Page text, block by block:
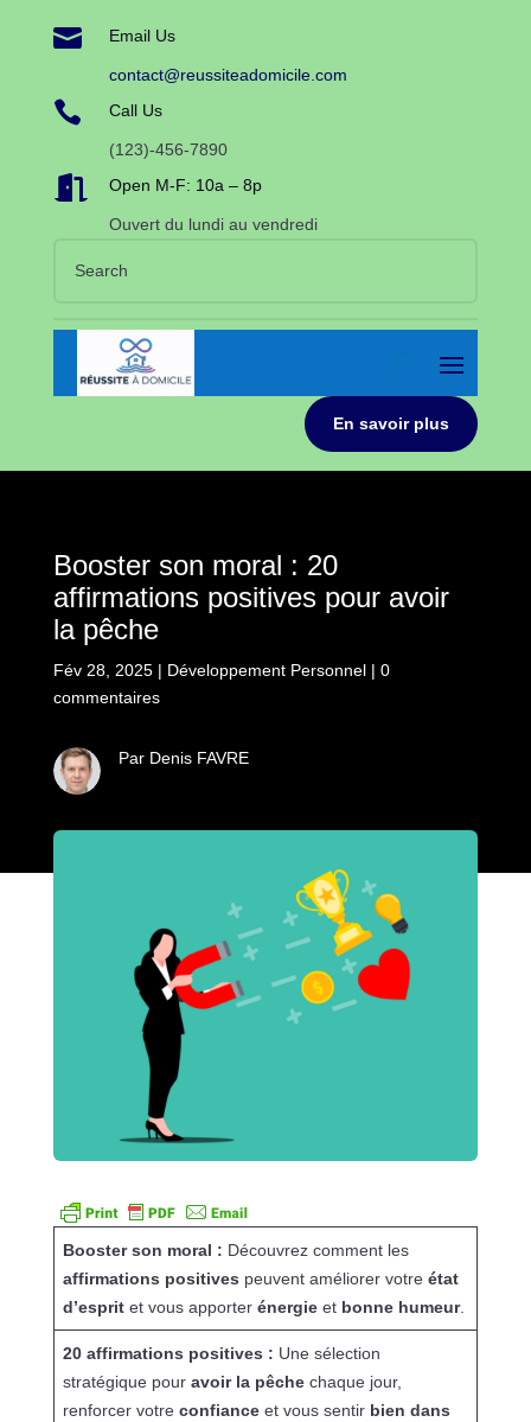
 Email Us
contact@reussiteadomicile.com
 Call Us
(123)-456-7890
 Open M-F: 10a – 8p
Ouvert du lundi au vendredi
En savoir plus
Booster son moral : 20
affirmations positives pour avoir
la pêche
Fév 28, 2025| Développement Personnel| 0
commentaires
Par Denis FAVRE
Booster son moral : Découvrez comment les
affirmations positives peuvent améliorer votre état
d’espritet vous apporter énergieet bonne humeur.
20 affirmations positives : Une sélection
stratégique pour avoir la pêchechaque jour,
renforcer votre confianceet vous sentir bien dans